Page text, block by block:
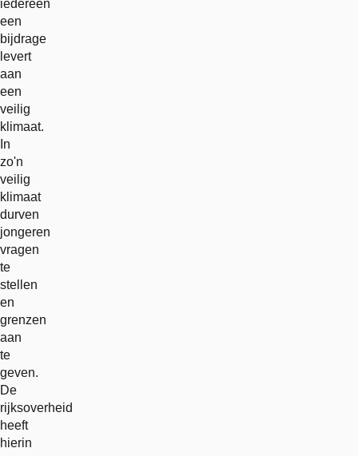
iedereen
een
bijdrage
levert
aan
een
veilig
klimaat.
In
zo'n
veilig
klimaat
durven
jongeren
vragen
te
stellen
en
grenzen
aan
te
geven.
De
rijksoverheid
heeft
hierin